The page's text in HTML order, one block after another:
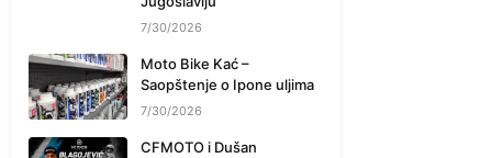
7/30/2026
Moto Bike Kać –
Saopštenje o Ipone uljima
7/30/2026
CFMOTO i Dušan